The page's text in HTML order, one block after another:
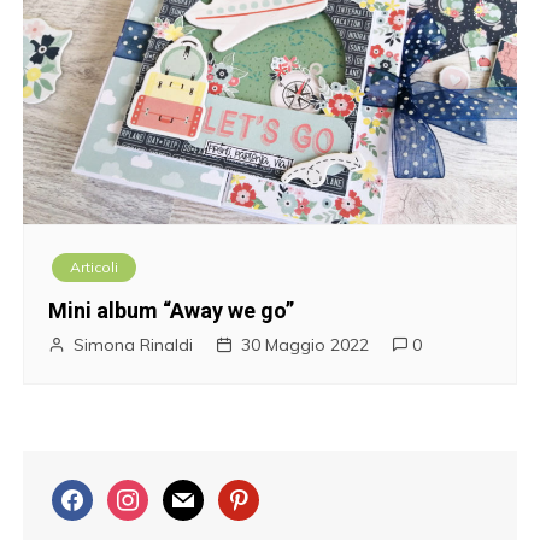
Articoli
Mini album “Away we go”
Simona Rinaldi 30 Maggio 2022 0
f
a
i
n
m
a
p